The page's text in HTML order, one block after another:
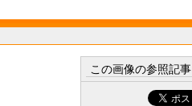
この画像の参照記事